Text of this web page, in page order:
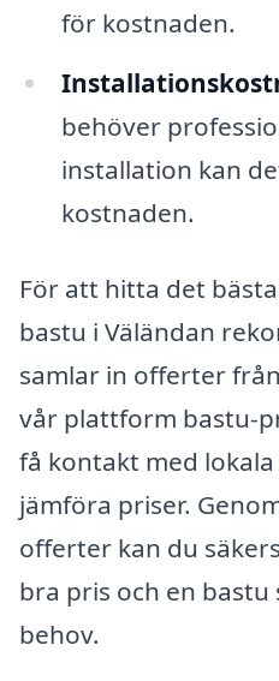
för kostnaden.
behöver
installation kan
kostnaden.
För att hitta det
bastu i Väländan
samlar in offerter
vår plattform bastu-
få kontakt med
jämföra priser.
offerter kan du
bra pris och en bastu
behov.